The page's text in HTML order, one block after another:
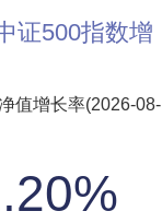
证500指数增
值增长率(2026-08-